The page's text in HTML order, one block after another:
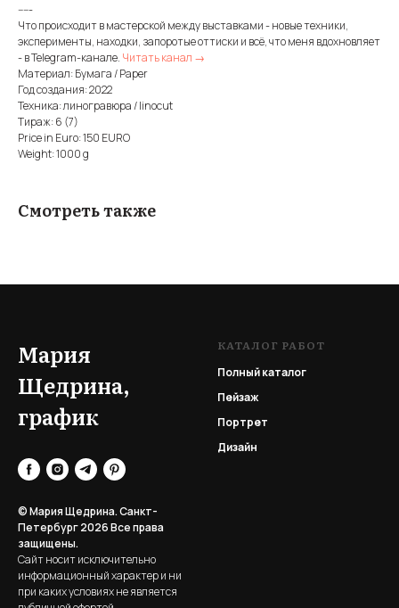
-----
Что происходит в мастерской между выставками - новые техники,
эксперименты, находки, запоротые оттиски и всё, что меня вдохновляет
- в Telegram-канале. Читать канал →
Материал: Бумага / Paper
Год создания: 2022
Техника: линогравюра / linocut
Тираж: 6 (7)
Price in Euro: 150 EURO
Weight: 1000 g
Смотреть также
Мария
Щедрина,
график
© Мария Щедрина. Санкт-
Петербург 2026Все права
защищены.
Сайт носит исключительно
информационный характер и ни
при каких условиях не является
КАТАЛОГ РАБОТ
Полный каталог
Пейзаж
Портрет
Дизайн